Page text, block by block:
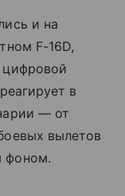
и на
F-16D,
цифровой
в
— от
вылетов
фоном.